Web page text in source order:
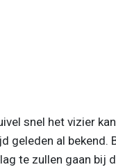
snel het vizier
geleden al bekend.
te zullen gaan bij